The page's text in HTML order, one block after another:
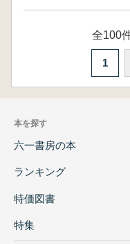
全100
1
本を探す
六一書房の本
ランキング
特価図書
特集